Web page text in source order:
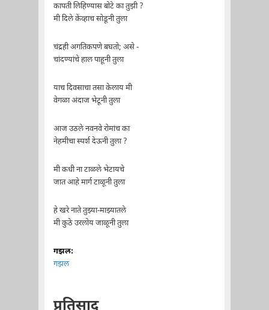
कापती लिहिण्यास बोटे का तुझी ?
मी दिले केंव्हाच सोडूनी तुला
चंद्रही अगतिकपणे बघतो; असे -
चांदण्यांचे हाल पाहूनी तुला
याच दिवसाचा तसा केलाय मी
वेगळा अंदाज भेटूनी तुला
आज उठले नवनवे रोमांच का
नेहमीचा स्पर्श देऊनी तुला ?
मी कधी ना टाळले भेटायचे
जात आहे मार्ग टाळूनी तुला
हे खरे नाते तुझ्या-माझ्यातले
मी कुठे उरलोय जाळूनी तुला
गझल:
गझल